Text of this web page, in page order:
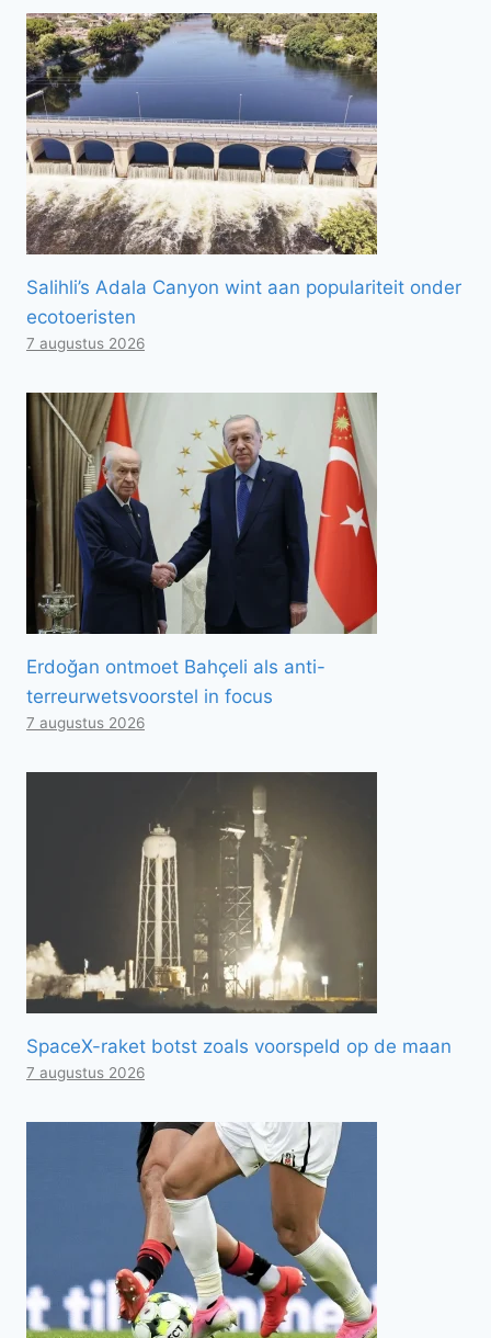
Salihli’s Adala Canyon wint aan populariteit onder
ecotoeristen
7 augustus 2026
Erdoğan ontmoet Bahçeli als anti-
terreurwetsvoorstel in focus
7 augustus 2026
SpaceX-raket botst zoals voorspeld op de maan
7 augustus 2026